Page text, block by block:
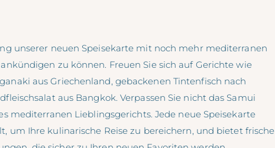
unserer neuen Speisekarte mit noch mehr mediterranen
zu können. Freuen Sie sich auf Gerichte wie
aus Griechenland, gebackenen Tintenfisch nach
aus Bangkok. Verpassen Sie nicht das Samui
mediterranen Lieblingsgerichts. Jede neue Speisekarte
um Ihre kulinarische Reise zu bereichern, und bietet frische